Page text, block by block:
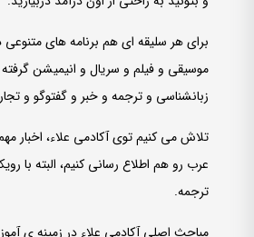
برای هر سلیقه­ ای هم برنامه ­های متنوعی
موسیقی و فیلم و سریال و انیمیشن
زبانشناسی و ترجمه و خبر و گفت­وگو و
تلاش می­ کنیم توی آکادمی علاء، اخبار
عرب رو هم اطلاع ­رسانی کنیم، البته با
ترجمه.
مباحث اصلی آکادمی علاء در زمینه ­ی